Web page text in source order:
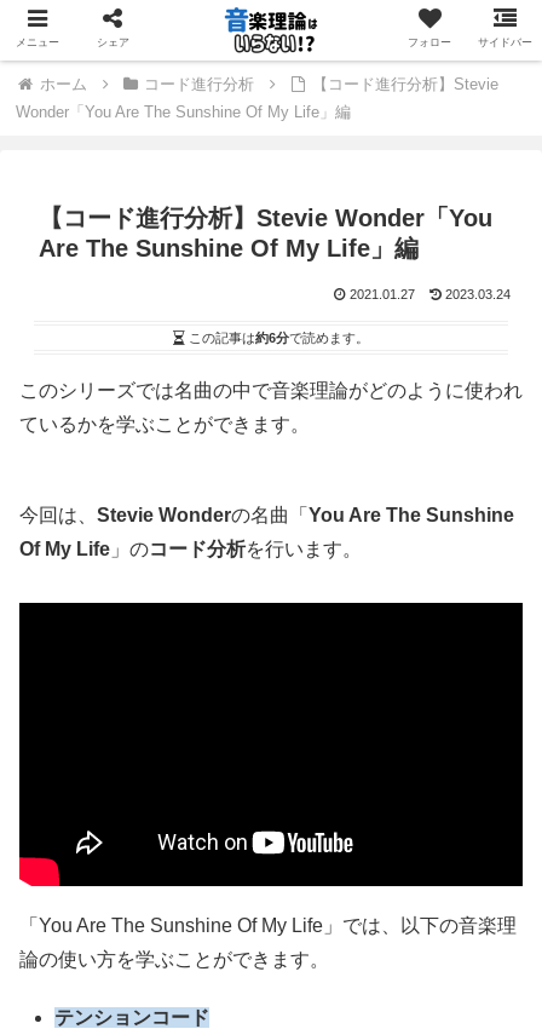
音楽理論を「学ぶ」のではなく「使う」ためのサイト
ホーム コード進行分析
【コード進行分析】Stevie
Wonder「You Are The Sunshine Of My Life」編
【コード進行分析】Stevie Wonder「You
Are The Sunshine Of My Life」編
2021.01.27 2023.03.24
この記事は約6分で読めます。
このシリーズでは名曲の中で音楽理論がどのように使われ
ているかを学ぶことができます。
今回は、 Stevie Wonderの名曲「 You Are The Sunshine
Of My Life 」のコード分析を行います。
「You Are The Sunshine Of My Life」では、以下の音楽理
論の使い方を学ぶことができます。
テンションコード
メニュー シェア フォロー サイドバー